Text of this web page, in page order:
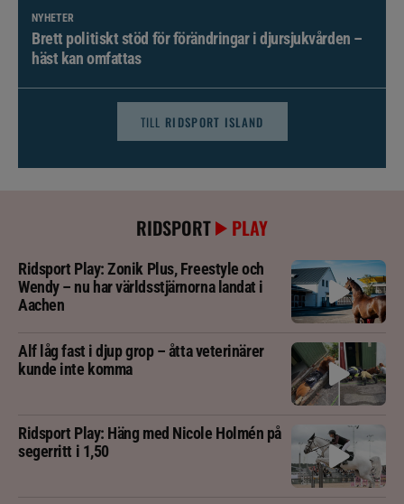
NYHETER
Brett politiskt stöd för förändringar i djursjukvården –
häst kan omfattas
TILL RIDSPORT ISLAND
RIDSPORT PLAY
Ridsport Play: Zonik Plus, Freestyle och
Wendy – nu har världsstjärnorna landat i
Aachen
Alf låg fast i djup grop – åtta veterinärer
kunde inte komma
Ridsport Play: Häng med Nicole Holmén på
segerritt i 1,50